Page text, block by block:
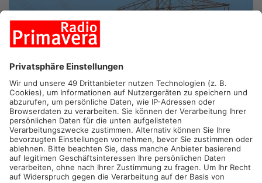
ASCHAFFENBURG/RÖDERMARK.Zwischen Aschaffenburg
und Rödermark sind heute und morgen vermehrt Helikopter
am Himmel zu sehen. Grund dafür: Das Unternehmen Amprion
will ein Höhenprofil auf dieser Strecke erstellen. Damit will der
Übertragungsnetzbetreiber die Grundlage für eine neue
Hochspannungsleitung schaffen.